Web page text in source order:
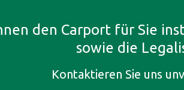
den Carport für Sie
sowie die
Kontaktieren Sie uns